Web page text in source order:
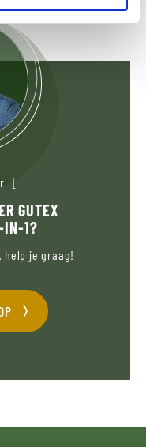
GUTEX
IN-1?
help je graag!